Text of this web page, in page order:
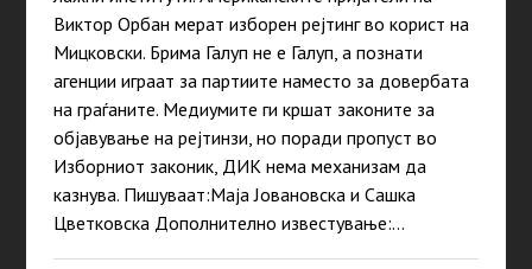
Виктор Орбан мерат изборен рејтинг во корист на
Мицковски. Брима Галуп не е Галуп, а познати
агенции играат за партиите наместо за довербата
на граѓаните. Медиумите ги кршат законите за
објавување на рејтинзи, но поради пропуст во
Изборниот законик, ДИК нема механизам да
казнува. Пишуваат:Маја Јовановска и Сашка
Цветковска Дополнително известување:…